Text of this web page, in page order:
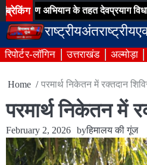
Skip
to
content
ब्रेकिंगके तहत देवप्रयाग विधानसभा के
राष्ट्रीयअंतराष्ट्रीय
रिपोर्टर-लॉगिन उत्तराखंड अल्मोड़ा
Home परमार्थ निकेतन में रक्तदान
परमार्थ निकेतन में
February 2, 2026 byहिमालय की गूंज